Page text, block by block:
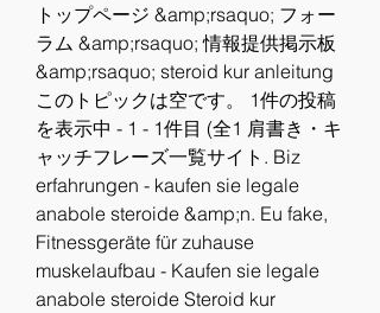
トップページ &amp;rsaquo; フォー
ラム &amp;rsaquo; 情報提供掲示板
&amp;rsaquo; steroid kur anleitung
このトピックは空です。 1件の投稿
を表示中 - 1 - 1件目 (全1 肩書き・キ
ャッチフレーズ一覧サイト. Biz
erfahrungen - kaufen sie legale
anabole steroide &amp;n. Eu fake,
Fitnessgeräte für zuhause
muskelaufbau - Kaufen sie legale
anabole steroide Steroid kur